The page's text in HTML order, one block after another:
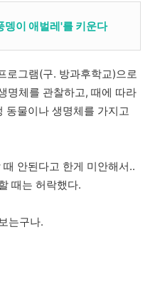
이 애벌레'를 키운다
로그램(구. 방과후학교)으로
명체를 관찰하고, 때에 따라
동물이나 생명체를 가지고
안된다고 한게 미안해서..
때는 허락했다.
는구나.